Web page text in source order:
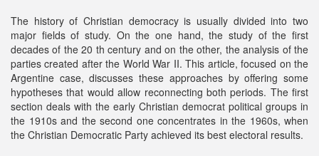
The history of Christian democracy is usually divided into two
major fields of study. On the one hand, the study of the first
decades of the 20 th century and on the other, the analysis of the
parties created after the World War II. This article, focused on the
Argentine case, discusses these approaches by offering some
hypotheses that would allow reconnecting both periods. The first
section deals with the early Christian democrat political groups in
the 1910s and the second one concentrates in the 1960s, when
the Christian Democratic Party achieved its best electoral results.